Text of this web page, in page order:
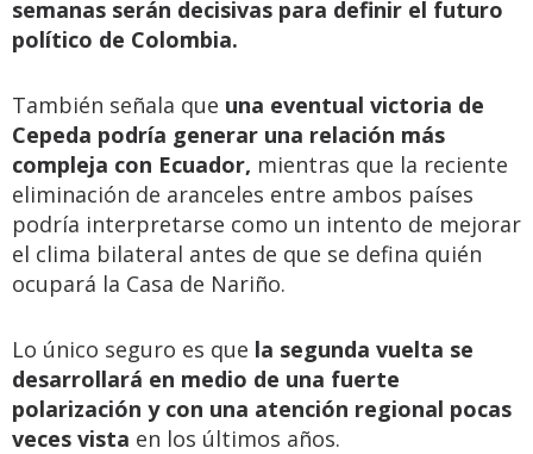
semanas serán decisivas para definir el futuro
político de Colombia.
También señala que una eventual victoria de
Cepeda podría generar una relación más
compleja con Ecuador, mientras que la reciente
eliminación de aranceles entre ambos países
podría interpretarse como un intento de mejorar
el clima bilateral antes de que se defina quién
ocupará la Casa de Nariño.
Lo único seguro es que la segunda vuelta se
desarrollará en medio de una fuerte
polarización y con una atención regional pocas
veces vista en los últimos años.